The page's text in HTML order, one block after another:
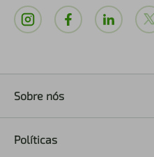
Sobre nós
Políticas